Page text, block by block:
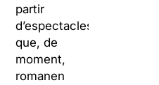
partir
d’espectacles
que, de
moment,
romanen